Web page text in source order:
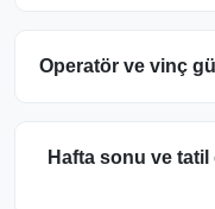
Operatör ve vinç
Hafta sonu ve